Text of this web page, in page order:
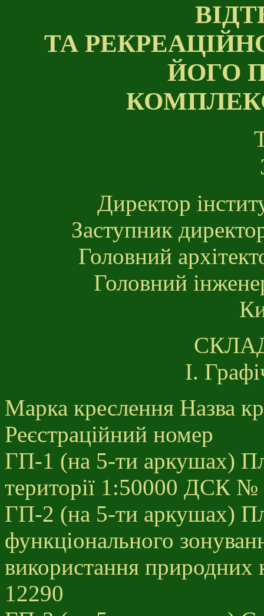
ТА
ЙОГО
Директор
Заступник
Головний
Головний
І.
Марка креслення Назва
Реєстраційний номер
ГП-1 (на 5-ти аркушах)
території 1:50000 ДСК №
ГП-2 (на 5-ти аркушах)
функціонального
використання
12290